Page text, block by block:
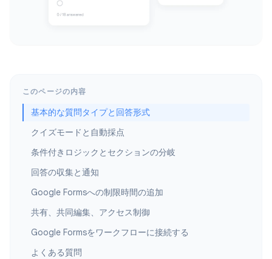
このページの内容
基本的な質問タイプと回答形式
クイズモードと自動採点
条件付きロジックとセクションの分岐
回答の収集と通知
Google Formsへの制限時間の追加
共有、共同編集、アクセス制御
Google Formsをワークフローに接続する
よくある質問